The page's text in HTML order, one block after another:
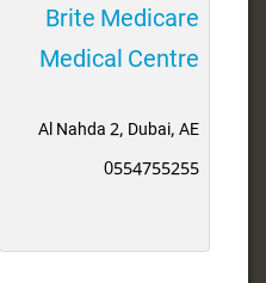
Brite Medicare
Medical Centre
Al Nahda 2, Dubai, AE
0554755255